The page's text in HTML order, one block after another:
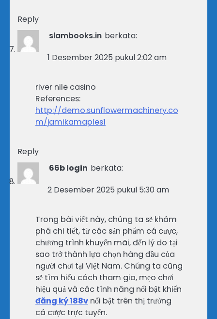
Reply
slambooks.in berkata:
1 Desember 2025 pukul 2:02 am
river nile casino
References:
http://demo.sunflowermachinery.co
m/jamikamaples1
Reply
66b login berkata:
2 Desember 2025 pukul 5:30 am
Trong bài viết này, chúng ta sẽ khám
phá chi tiết, từ các sản phẩm cá cược,
chương trình khuyến mãi, đến lý do tại
sao trở thành lựa chọn hàng đầu của
người chơi tại Việt Nam. Chúng ta cũng
sẽ tìm hiểu cách tham gia, mẹo chơi
hiệu quả và các tính năng nổi bật khiến
đăng ký 188v nổi bật trên thị trường
cá cược trực tuyến.